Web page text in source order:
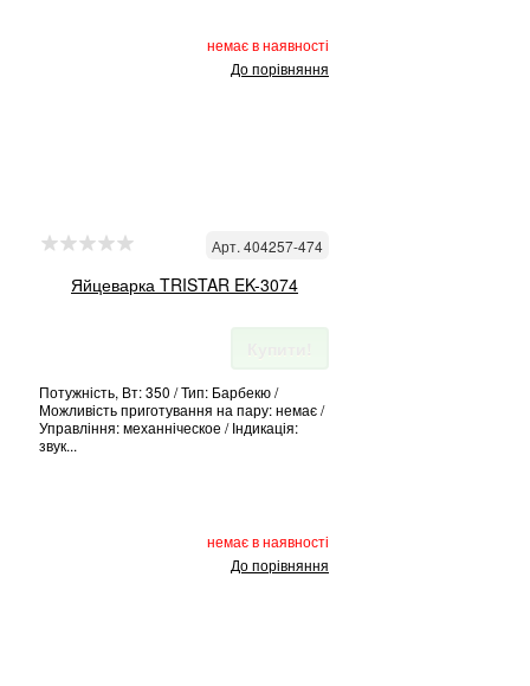
немає в наявності
До порівняння
Арт. 404257-474
Яйцеварка TRISTAR EK-3074
Потужність, Вт: 350 / Тип: Барбекю /
Можливість приготування на пару: немає /
Управління: механніческое / Індикація:
звук...
немає в наявності
До порівняння